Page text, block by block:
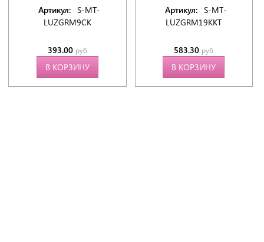
Артикул: S-MT-
LUZGRM9CK
393.00 руб
В КОРЗИНУ
Артикул: S-MT-
LUZGRM19KKT
583.30 руб
В КОРЗИНУ